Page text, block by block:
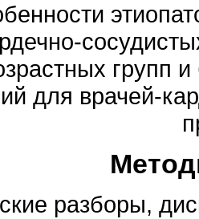
групп
для врачей-
разборы,